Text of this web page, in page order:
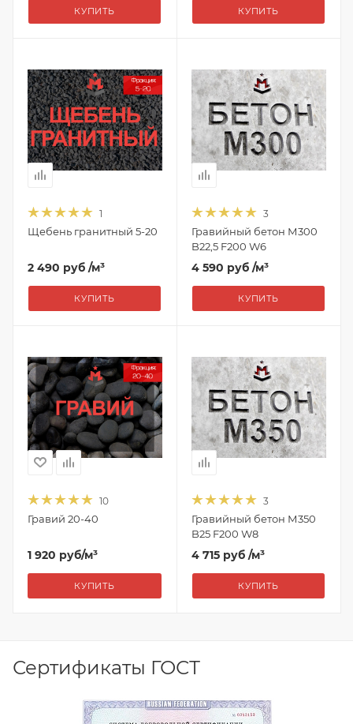
КУПИТЬ КУПИТЬ
1
Щебень гранитный 5-20
2 490 руб /м³
КУПИТЬ
3
Гравийный бетон М300
B22,5 F200 W6
4 590 руб /м³
КУПИТЬ
10
Гравий 20-40
1 920 руб/м³
КУПИТЬ
3
Гравийный бетон М350
B25 F200 W8
4 715 руб /м³
КУПИТЬ
Сертификаты ГОСТ